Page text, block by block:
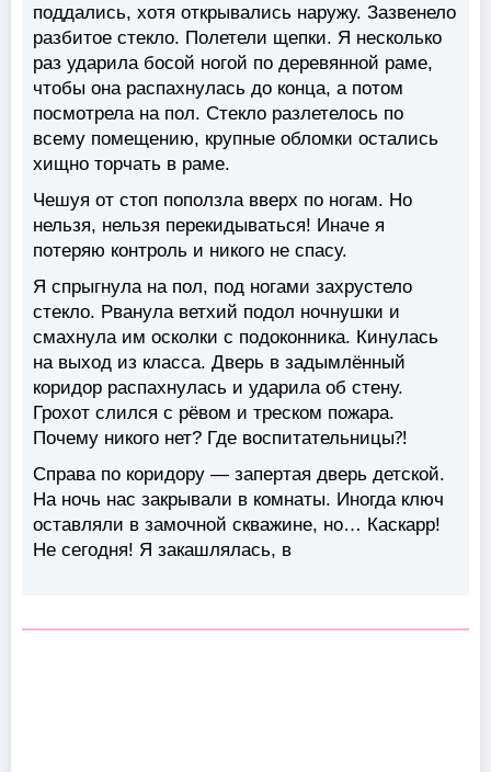
поддались, хотя открывались наружу. Зазвенело
разбитое стекло. Полетели щепки. Я несколько
раз ударила босой ногой по деревянной раме,
чтобы она распахнулась до конца, а потом
посмотрела на пол. Стекло разлетелось по
всему помещению, крупные обломки остались
хищно торчать в раме.
Чешуя от стоп поползла вверх по ногам. Но
нельзя, нельзя перекидываться! Иначе я
потеряю контроль и никого не спасу.
Я спрыгнула на пол, под ногами захрустело
стекло. Рванула ветхий подол ночнушки и
смахнула им осколки с подоконника. Кинулась
на выход из класса. Дверь в задымлённый
коридор распахнулась и ударила об стену.
Грохот слился с рёвом и треском пожара.
Почему никого нет? Где воспитательницы⁈
Справа по коридору — запертая дверь детской.
На ночь нас закрывали в комнаты. Иногда ключ
оставляли в замочной скважине, но… Каскарр!
Не сегодня! Я закашлялась, в